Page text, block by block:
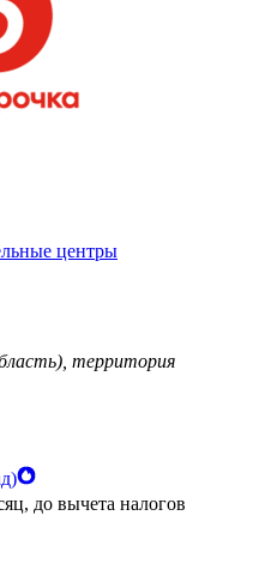
центры
территория
до вычета налогов